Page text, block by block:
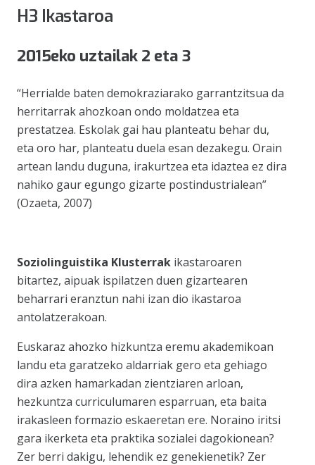
H3 Ikastaroa
2015eko uztailak 2 eta 3
“Herrialde baten demokraziarako garrantzitsua da
herritarrak ahozkoan ondo moldatzea eta
prestatzea. Eskolak gai hau planteatu behar du,
eta oro har, planteatu duela esan dezakegu. Orain
artean landu duguna, irakurtzea eta idaztea ez dira
nahiko gaur egungo gizarte postindustrialean”
(Ozaeta, 2007)
Soziolinguistika Klusterrak ikastaroaren
bitartez, aipuak ispilatzen duen gizartearen
beharrari eranztun nahi izan dio ikastaroa
antolatzerakoan.
Euskaraz ahozko hizkuntza eremu akademikoan
landu eta garatzeko aldarriak gero eta gehiago
dira azken hamarkadan zientziaren arloan,
hezkuntza curriculumaren esparruan, eta baita
irakasleen formazio eskaeretan ere. Noraino iritsi
gara ikerketa eta praktika sozialei dagokionean?
Zer berri dakigu, lehendik ez genekienetik? Zer